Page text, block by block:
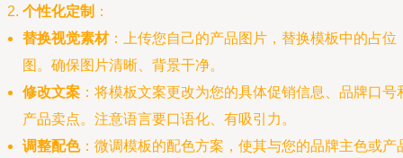
个性化定制 ：
替换视觉素材：上传您自己的产品图片，替换模板中的占位
图。确保图片清晰、背景干净。
修改文案 ：将模板文案更改为您的具体促销信息、品牌口号
产品卖点。注意语言要口语化、有吸引力。
调整配色：微调模板的配色方案，使其与您的品牌主色或产